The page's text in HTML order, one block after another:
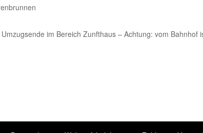
im Bereich Zunfthaus – Achtung: vom Bahnhof